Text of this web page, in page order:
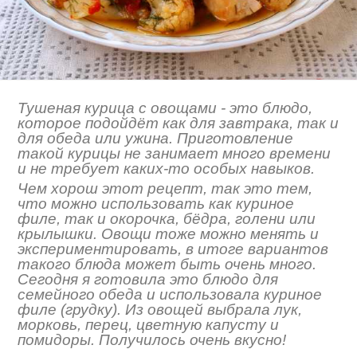
Тушеная курица с овощами - это блюдо,
которое подойдёт как для завтрака, так и
для обеда или ужина. Приготовление
такой курицы не занимает много времени
и не требует каких-то особых навыков.
Чем хорош этот рецепт, так это тем,
что можно использовать как куриное
филе, так и окорочка, бёдра, голени или
крылышки. Овощи тоже можно менять и
экспериментировать, в итоге вариантов
такого блюда может быть очень много.
Сегодня я готовила это блюдо для
семейного обеда и использовала куриное
филе (грудку). Из овощей выбрала лук,
морковь, перец, цветную капусту и
помидоры. Получилось очень вкусно!